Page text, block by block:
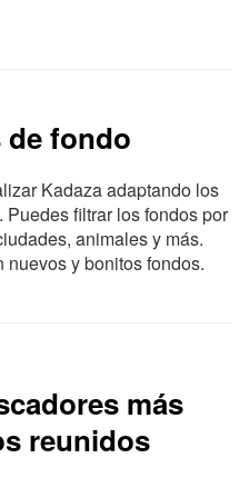
de fondo
Kadaza adaptando los
Puedes filtrar los fondos por
animales y más.
y bonitos fondos.
más
reunidos